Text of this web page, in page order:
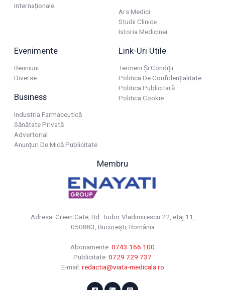
Internaționale
Ars Medici
Studii Clinice
Istoria Medicinei
Evenimente
Reuniuni
Diverse
Business
Industria Farmaceutică
Sănătate Privată
Advertorial
Anunțuri De Mică Publicitate
Link-Uri Utile
Termeni Și Condiții
Politica De Confidențialitate
Politica Publicitară
Politica Cookie
Membru
Adresa: Green Gate, Bd. Tudor Vladimirescu 22, etaj 11,
050883, Bucureşti, România
Abonamente: 0743 166 100
Publicitate: 0729 729 737
E-mail: redactia@viata-medicala.ro